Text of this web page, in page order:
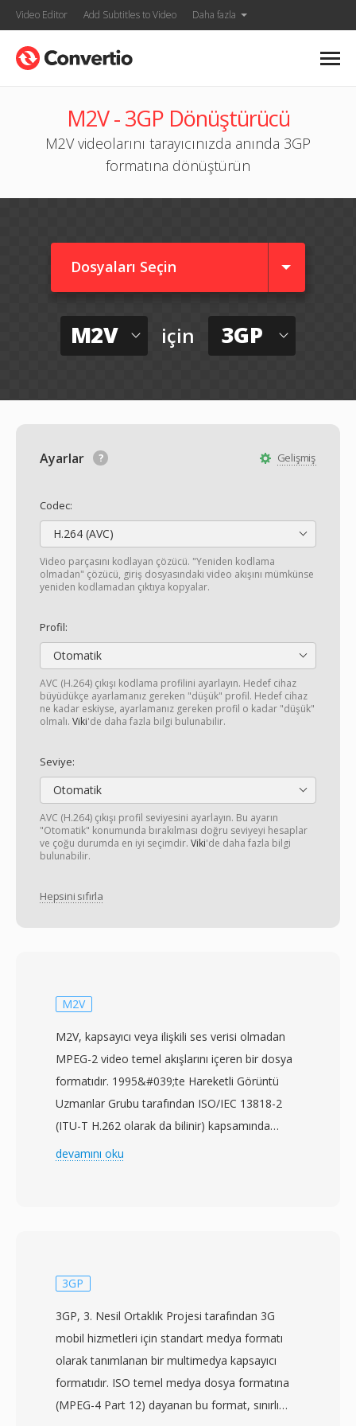
Video Editor Add Subtitles to Video Daha fazla
M2V - 3GP Dönüştürücü
M2V videolarını tarayıcınızda anında 3GP
formatına dönüştürün
Dosyaları Seçin
M2V için 3GP
Gelişmiş
Ayarlar
Codec:
H.264 (AVC)
Video parçasını kodlayan çözücü. "Yeniden kodlama
olmadan" çözücü, giriş dosyasındaki video akışını mümkünse
yeniden kodlamadan çıktıya kopyalar.
Profil:
Otomatik
AVC (H.264) çıkışı kodlama profilini ayarlayın. Hedef cihaz
büyüdükçe ayarlamanız gereken "düşük" profil. Hedef cihaz
ne kadar eskiyse, ayarlamanız gereken profil o kadar "düşük"
olmalı. Viki'de daha fazla bilgi bulunabilir.
Seviye:
Otomatik
AVC (H.264) çıkışı profil seviyesini ayarlayın. Bu ayarın
"Otomatik" konumunda bırakılması doğru seviyeyi hesaplar
ve çoğu durumda en iyi seçimdir. Viki'de daha fazla bilgi
bulunabilir.
Hepsini sıfırla
M2V
M2V, kapsayıcı veya ilişkili ses verisi olmadan
MPEG-2 video temel akışlarını içeren bir dosya
formatıdır. 1995&#039;te Hareketli Görüntü
Uzmanlar Grubu tarafından ISO/IEC 13818-2
(ITU-T H.262 olarak da bilinir) kapsamında
standartlaştırılan M2V, sıkıştırılmış videoyu bir
yazarlık iş akışlarında kullanışlı kılar; burada
birleştirilmeden önce ayrı ayrı hazırlanır ve
kodlanır. M2V akışları, standart çözünürlükten
1920x1080 HD&#039;ye kadar çözünürlüklerde
hem taramalı hem de aşamalı tarama modlarını
destekler ve bit hızları tüketici içeriği için
devamını oku
3GP
3GP, 3. Nesil Ortaklık Projesi tarafından 3G
mobil hizmetleri için standart medya formatı
olarak tanımlanan bir multimedya kapsayıcı
formatıdır. ISO temel medya dosya formatına
(MPEG-4 Part 12) dayanan bu format, sınırlı